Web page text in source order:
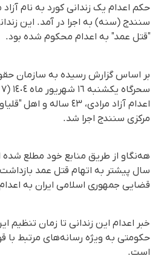
حکم اعدام یک زندانی کورد به نام آزاد
سنندج (سنه) به اجرا در آمد. این
"قتل عمد" به اعدام محکوم شده بود.
بر اساس گزارش رسیده به سازمان
اعدام آزاد مرادی، ٤٣ ساله
مرکزی سنندج اجرا شد.
سال پیشتر به اتهام قتل عمد
قضایی جمهوری اسلامی ایران به
خبر اعدام این زندانی تا زمان تنظیم
حکومتی به ویژه رسانه‌های مرتبط با
است.